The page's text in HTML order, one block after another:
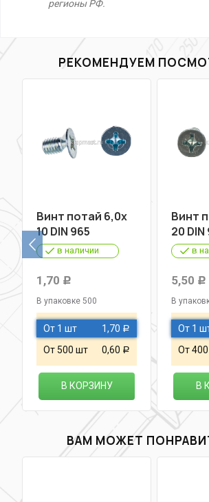
регионы РФ.
РЕКОМЕНДУЕМ
Винт потай 6,0х
10 DIN 965
в наличии
1,70 Р
В упаковке 500
От 1 шт 1,70 Р
От 500 шт 0,60 Р
В КОРЗИНУ
Винт
20 DIN
в
5,50 Р
В
От 1
От
В
ВАМ МОЖЕТ